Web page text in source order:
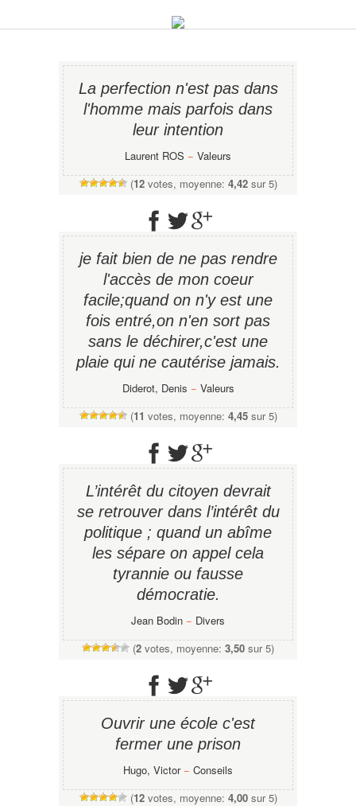
La perfection n'est pas dans
l'homme mais parfois dans
leur intention
Laurent ROS − Valeurs
(12votes, moyenne: 4,42sur 5)
je fait bien de ne pas rendre
l'accès de mon coeur
facile;quand on n'y est une
fois entré,on n'en sort pas
sans le déchirer,c'est une
plaie qui ne cautérise jamais.
Diderot, Denis − Valeurs
(11 votes, moyenne: 4,45sur 5)
L’intérêt du citoyen devrait
se retrouver dans l’intérêt du
politique ; quand un abîme
les sépare on appel cela
tyrannie ou fausse
démocratie.
Jean Bodin − Divers
(2 votes, moyenne: 3,50 sur 5)
Ouvrir une école c'est
fermer une prison
Hugo, Victor− Conseils
(12votes, moyenne: 4,00sur 5)